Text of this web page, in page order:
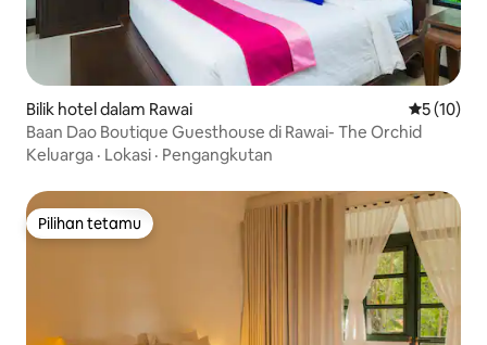
Bilik hotel dalam Rawai
5 (10)
Baan Dao Boutique Guesthouse di Rawai- The Orchid
Keluarga · Lokasi · Pengangkutan
Pilihan tetamu
Pilihan tetamu